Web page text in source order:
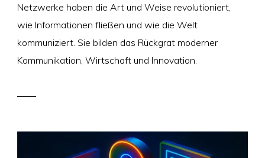
Netzwerke haben die Art und Weise revolutioniert,
wie Informationen fließen und wie die Welt
kommuniziert. Sie bilden das Rückgrat moderner
Kommunikation, Wirtschaft und Innovation.